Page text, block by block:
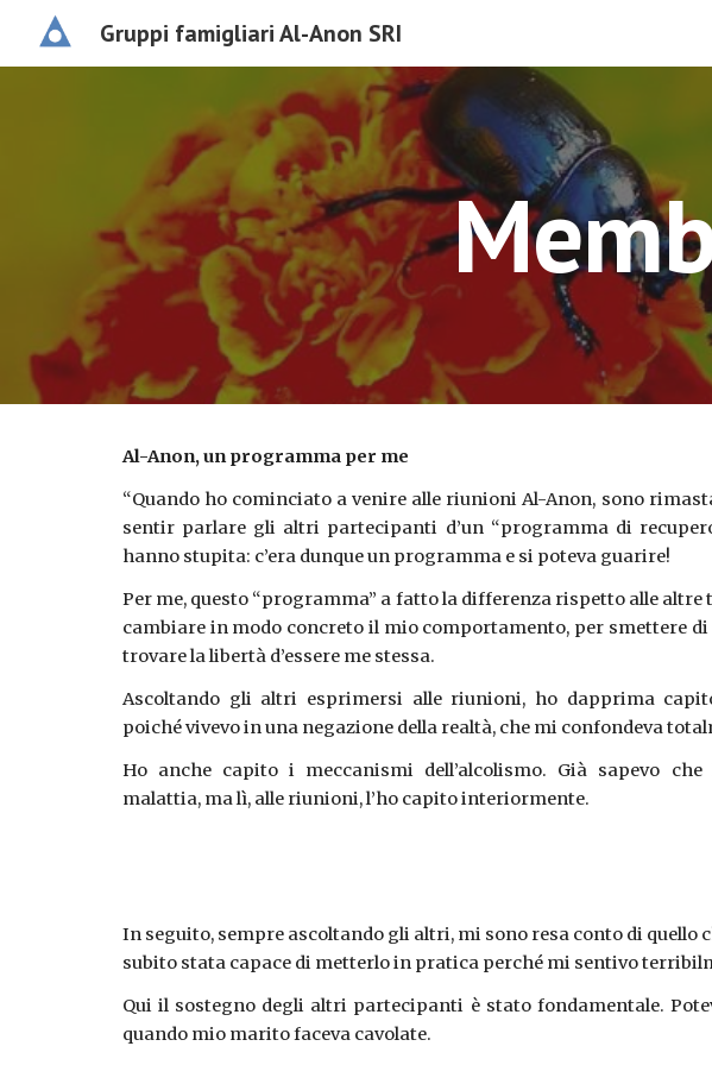
Gruppi famigliari Al-Anon SRI
Al-Anon, un programma per me
“Quando ho cominciato a venire alle riunioni Al-Anon, sono
sentir parlare gli altri partecipanti d’un “programma di
hanno stupita: c’era dunque un programma e si poteva guarire!
Per me, questo “programma” a fatto la differenza rispetto alle
cambiare in modo concreto il mio comportamento, per smettere
trovare la libertà d’essere me stessa.
Ascoltando gli altri esprimersi alle riunioni, ho dapprima
poiché vivevo in una negazione della realtà, che mi confondeva
Ho anche capito i meccanismi dell’alcolismo. Già sapevo che
malattia, ma lì, alle riunioni, l’ho capito interiormente.
In seguito, sempre ascoltando gli altri, mi sono resa conto di
subito stata capace di metterlo in pratica perché mi sentivo
Qui il sostegno degli altri partecipanti è stato fondamentale.
quando mio marito faceva cavolate.